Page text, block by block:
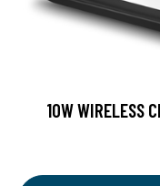
10W WIRELESS